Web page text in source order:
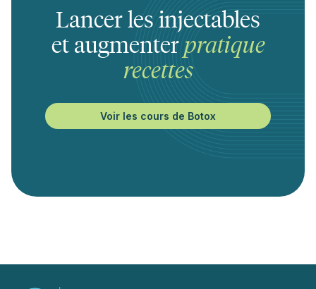
Lancer les injectables
et augmenterpratique
recettes
Voir les cours de Botox